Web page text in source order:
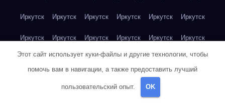
Иркутск Иркутск Иркутск Иркутск Иркутск Иркутск
Иркутск Иркутск Иркутск Иркутск Иркутск Иркутск
Иркутск Иркутск Иркутск Иркутск Иркутск Иркутск
Иркутск Йогурт
Этот сайт использует куки-файлы и другие технологии, чтобы
помочь вам в навигации, а также предоставить лучший
пользовательский опыт. OK